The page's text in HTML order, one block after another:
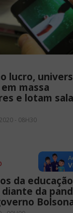
lucro,
massa
e lotam
- 08H30
da educação
da